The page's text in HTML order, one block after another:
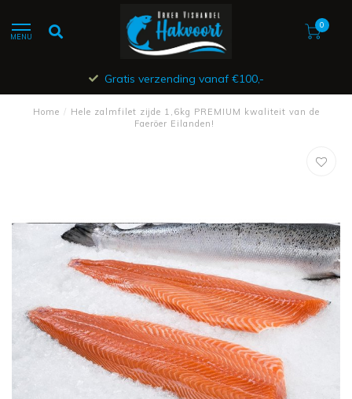
MENU
0
Gratis verzending vanaf €100,-
Home / Hele zalmfilet zijde 1,6kg PREMIUM kwaliteit van de
Faeröer Eilanden!